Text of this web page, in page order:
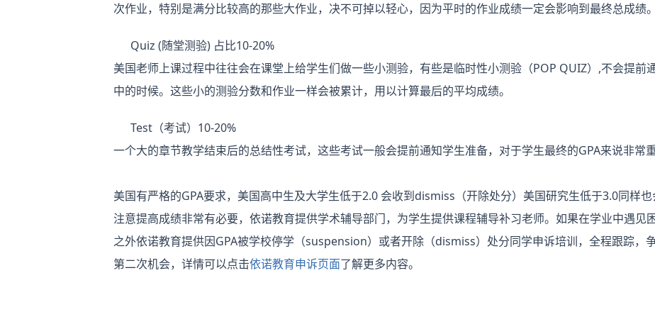
次作业，特别是满分比较高的那些大作业，决不可掉以轻心，因为平时的作业成绩一定会影响到最终总成绩。
Quiz (随堂测验) 占比10-20%
美国老师上课过程中往往会在课堂上给学生们做一些小测验，有些是临时性小测验（POP QUIZ）,不会提前
中的时候。这些小的测验分数和作业一样会被累计，用以计算最后的平均成绩。
Test（考试）10-20%
一个大的章节教学结束后的总结性考试，这些考试一般会提前通知学生准备，对于学生最终的GPA来说非常重
美国有严格的GPA要求，美国高中生及大学生低于2.0 会收到dismiss（开除处分）美国研究生低于3.0同样
注意提高成绩非常有必要，依诺教育提供学术辅导部门，为学生提供课程辅导补习老师。如果在学业中遇见
之外依诺教育提供因GPA被学校停学（suspension）或者开除（dismiss）处分同学申诉培训，全程跟踪，
第二次机会，详情可以点击依诺教育申诉页面了解更多内容。